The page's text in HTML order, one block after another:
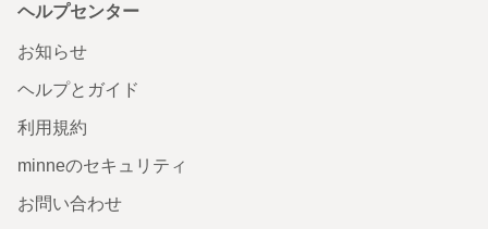
ヘルプセンター
お知らせ
ヘルプとガイド
利用規約
minneのセキュリティ
お問い合わせ